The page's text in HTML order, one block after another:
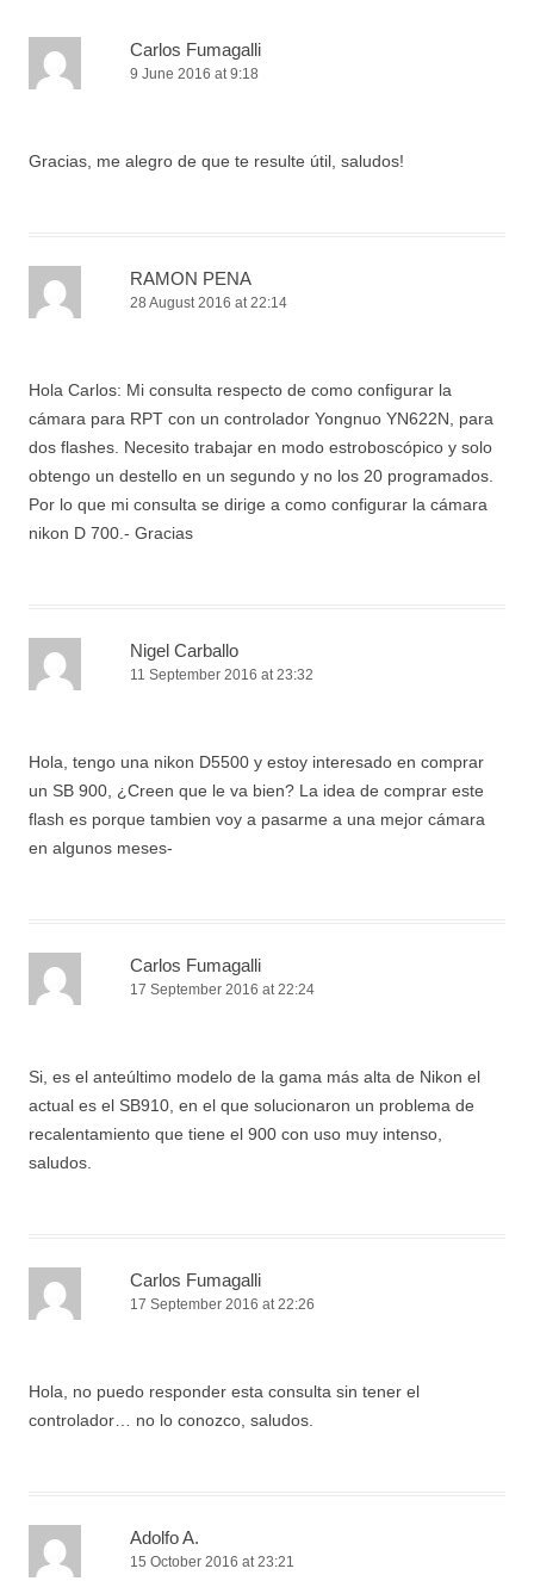
Carlos Fumagalli
9 June 2016 at 9:18
Gracias, me alegro de que te resulte útil, saludos!
RAMON PENA
28 August 2016 at 22:14
Hola Carlos: Mi consulta respecto de como configurar la
cámara para RPT con un controlador Yongnuo YN622N, para
dos flashes. Necesito trabajar en modo estroboscópico y solo
obtengo un destello en un segundo y no los 20 programados.
Por lo que mi consulta se dirige a como configurar la cámara
nikon D 700.- Gracias
Nigel Carballo
11 September 2016 at 23:32
Hola, tengo una nikon D5500 y estoy interesado en comprar
un SB 900, ¿Creen que le va bien? La idea de comprar este
flash es porque tambien voy a pasarme a una mejor cámara
en algunos meses-
Carlos Fumagalli
17 September 2016 at 22:24
Si, es el anteúltimo modelo de la gama más alta de Nikon el
actual es el SB910, en el que solucionaron un problema de
recalentamiento que tiene el 900 con uso muy intenso,
saludos.
Carlos Fumagalli
17 September 2016 at 22:26
Hola, no puedo responder esta consulta sin tener el
controlador… no lo conozco, saludos.
Adolfo A.
15 October 2016 at 23:21